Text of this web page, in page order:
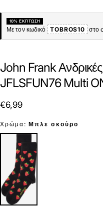
10% ΈΚΠΤΩΣΗ
Με τον κωδικό TOBROS10 στο
John Frank
JFLSFUN76 Multi
€6,99
Τιμή
€6,99
Χρώμα: Μπλε σκούρο